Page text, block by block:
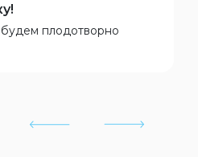
плодотворно